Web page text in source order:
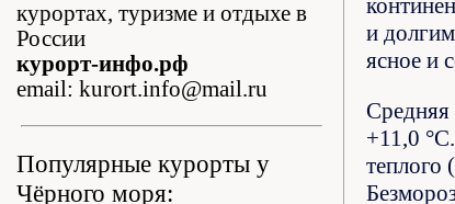
и
ясное и
Средняя
+11,0
курортах, туризме и отдыхе в
России
курорт-инфо.рф
email: kurort.info@mail.ru
Популярные курорты у
Чёрного моря: